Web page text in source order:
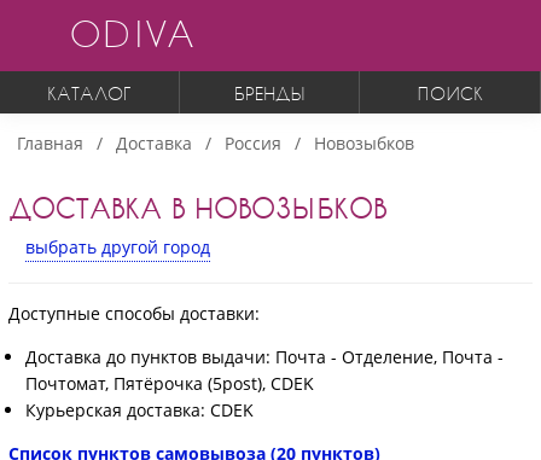
ODIVA
КАТАЛОГ БРЕНДЫ ПОИСК
Главная Доставка Россия Новозыбков
ДОСТАВКА В НОВОЗЫБКОВ
выбрать другой город
Доступные способы доставки:
Доставка до пунктов выдачи: Почта - Отделение, Почта -
Почтомат, Пятёрочка (5post), CDEK
Курьерская доставка: CDEK
Список пунктов самовывоза (20 пунктов)